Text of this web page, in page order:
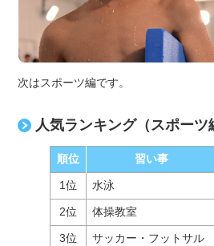
次はスポーツ編です。
人気ランキング（スポーツ
順位 習い事
1位 水泳
2位 体操教室
3位 サッカー・フットサル